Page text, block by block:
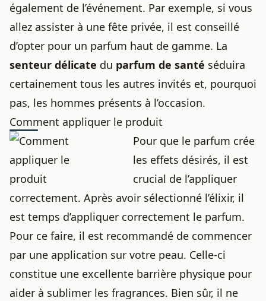
également de l’événement. Par exemple, si vous
allez assister à une fête privée, il est conseillé
d’opter pour un parfum haut de gamme. La
senteur délicate du parfum de santé séduira
certainement tous les autres invités et, pourquoi
pas, les hommes présents à l’occasion.
Comment appliquer le produit
Pour que le parfum crée
les effets désirés, il est
crucial de l’appliquer
correctement. Après avoir sélectionné l’élixir, il
est temps d’appliquer correctement le parfum.
Pour ce faire, il est recommandé de commencer
par une application sur votre peau. Celle-ci
constitue une excellente barrière physique pour
aider à sublimer les fragrances. Bien sûr, il ne